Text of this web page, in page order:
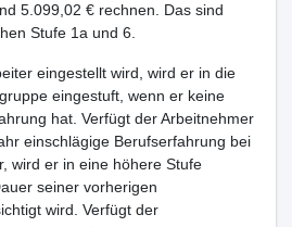
5.099,02 € rechnen. Das sind
Stufe 1a und 6.
eingestellt wird, wird er in die
eingestuft, wenn er keine
hat. Verfügt der Arbeitnehmer
einschlägige Berufserfahrung bei
wird er in eine höhere Stufe
seiner vorherigen
wird. Verfügt der